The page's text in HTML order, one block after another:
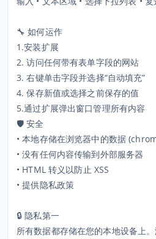
🔧 如何运作
1.安装扩展
2. 访问任何带有表单字段的网站
3. 右键单击字段并选择“自动填充”
4. 保存新值或选择之前保存的值
5.通过扩展弹出窗口管理所有内容
🛡️ 安全
• 本地存储在浏览器中的数据
• 没有任何内容传输到外部服务器
• HTML 转义以防止 XSS
• 提供隐私政策
🔒 隐私第一
所有数据都存储在您的本地设备上